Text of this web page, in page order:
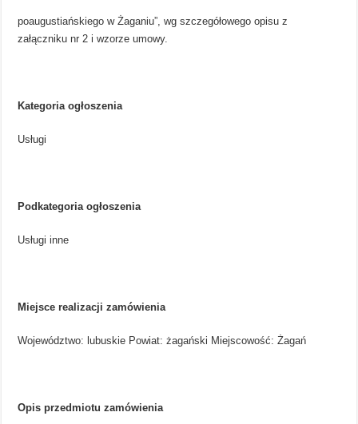
poaugustiańskiego w Żaganiu”, wg szczegółowego opisu z
załączniku nr 2 i wzorze umowy.
Kategoria ogłoszenia
Usługi
Podkategoria ogłoszenia
Usługi inne
Miejsce realizacji zamówienia
Województwo: lubuskie Powiat: żagański Miejscowość: Żagań
Opis przedmiotu zamówienia